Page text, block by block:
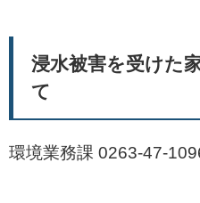
浸水被害を受けた
て
環境業務課 0263-47-